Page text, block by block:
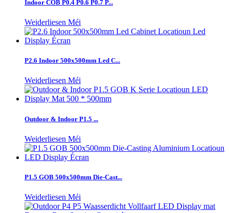
Indoor COB P0.4 P0.6 P0.7 P...
Weiderliesen Méi
P2.6 Indoor 500x500mm Led C...
Weiderliesen Méi
Outdoor & Indoor P1.5 ...
Weiderliesen Méi
P1.5 GOB 500x500mm Die-Cast...
Weiderliesen Méi